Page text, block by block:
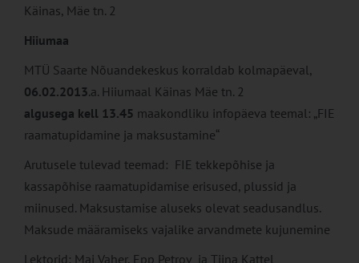
Käinas, Mäe tn. 2
Hiiumaa
MTÜ Saarte Nõuandekeskus korraldab kolmapäeval,
06.02.2013.a. Hiiumaal Käinas Mäe tn. 2
algusega kell 13.45 maakondliku infopäeva teemal: „FIE
raamatupidamine ja maksustamine“
Arutusele tulevad teemad: FIE tekkepõhise ja
kassapõhise raamatupidamise erisused, plussid ja
miinused. Maksustamise aluseks olevat seadusandlus.
Maksude määramiseks vajalike arvandmete kujunemine
Lektorid: Mai Vaher, Epp Petrov ja Tiina Kattel